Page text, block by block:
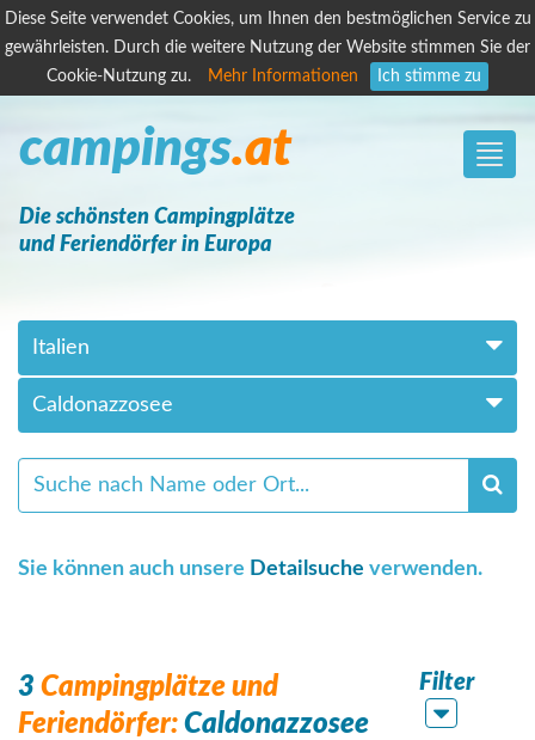
Diese Seite verwendet Cookies, um Ihnen den bestmöglichen Service zu
gewährleisten. Durch die weitere Nutzung der Website stimmen Sie der
Cookie-Nutzung zu.
Mehr Informationen Ich stimme zu
Toggle
campings.at
Die schönsten Campingplätze
und Feriendörfer in Europa
Italien
Caldonazzosee
Sie können auch unsere Detailsuche verwenden.
3 Campingplätze und
Feriendörfer: Caldonazzosee
Filter